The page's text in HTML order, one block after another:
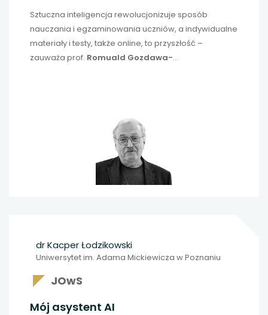
Sztuczna inteligencja rewolucjonizuje sposób
nauczania i egzaminowania uczniów, a indywidualne
materiały i testy, także online, to przyszłość –
zauważa prof. Romuald Gozdawa-
i jak to robić, by uczeń mógł wyciągnąć z tego
korzyści. Mówimy też o uczeniu ­„pod test”
i możliwości włączenia do wyników egzaminu
wniosków z obserwacji nauczycielskich.
Zastanawiamy się nad przyszłością testowania,
dr Kacper Łodzikowski
Uniwersytet im. Adama Mickiewicza w Poznaniu
JOwS
Mój asystent AI